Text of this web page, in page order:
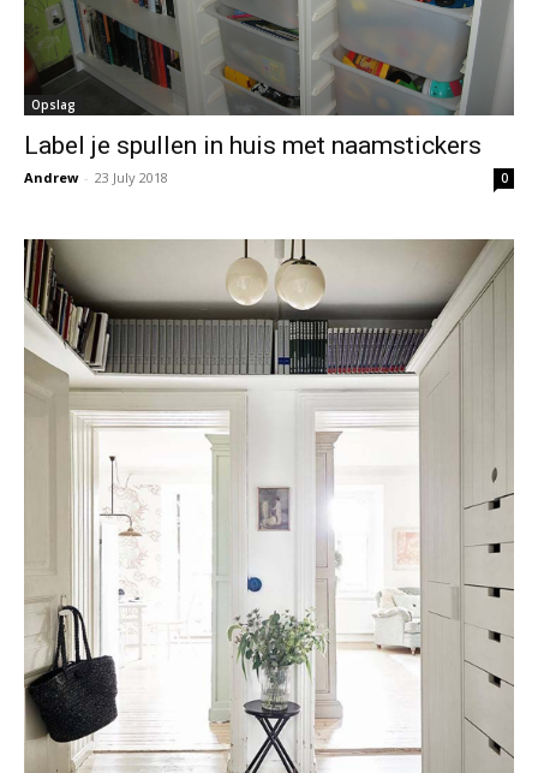
Opslag
Label je spullen in huis met naamstickers
Andrew - 23 July 2018 0